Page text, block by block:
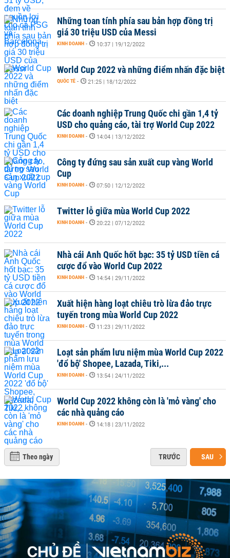
Những toan tính phía sau bản hợp đồng trị
giá 30 triệu USD của Messi
KINH DOANH - 10:37 | 19/12/2022
World Cup 2022 và những điểm nhấn đặc biệt
QUỐC TẾ - 21:25 | 18/12/2022
Các doanh nghiệp Trung Quốc chi gần 1,4 tỷ
USD cho quảng cáo, tài trợ World Cup 2022
KINH DOANH - 14:04 | 13/12/2022
Công ty đứng sau sản xuất cup vàng World
Cup
KINH DOANH - 07:50 | 12/12/2022
Twitter lỗ giữa mùa World Cup 2022
KINH DOANH - 20:22 | 07/12/2022
Nhà cái Anh Quốc hốt bạc: 35 tỷ USD tiền cá
cược đổ vào World Cup 2022
KINH DOANH - 14:54 | 29/11/2022
Xuất hiện hàng loạt chiêu trò lừa đảo trực
tuyến trong mùa World Cup 2022
KINH DOANH - 11:23 | 29/11/2022
Loạt sản phẩm lưu niệm mùa World Cup 2022
'đổ bộ' Shopee, Lazada, Tiki,...
KINH DOANH - 13:54 | 24/11/2022
World Cup 2022 không còn là 'mỏ vàng' cho
các nhà quảng cáo
KINH DOANH - 14:18 | 23/11/2022
Theo ngày TRƯỚC SAU